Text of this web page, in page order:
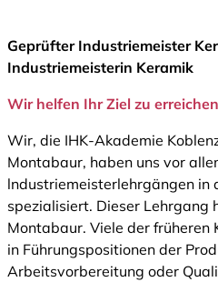
Geprüfter Industriemeister
Industriemeisterin Keramik
Wir helfen Ihr Ziel zu
Wir, die IHK-Akademie
Montabaur, haben uns vor
lndustriemeisterlehrgängen in
spezialisiert. Dieser Lehrgang
Montabaur. Viele der früheren
in Führungspositionen der
Arbeitsvorbereitung oder